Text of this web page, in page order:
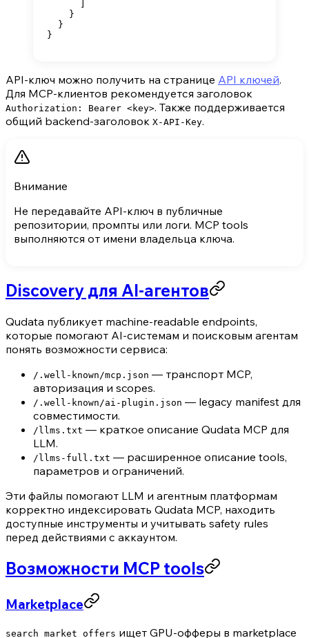
    }
  }
}
API-ключ можно получить на странице API ключей.
Для MCP-клиентов рекомендуется заголовок
Authorization: Bearer <key>. Также поддерживается
общий backend-заголовок X-API-Key.
Внимание
Не передавайте API-ключ в публичные
репозитории, промпты или логи. MCP tools
выполняются от имени владельца ключа.
Discovery для AI-агентов
Qudata публикует machine-readable endpoints,
которые помогают AI-системам и поисковым агентам
понять возможности сервиса:
/.well-known/mcp.json — транспорт MCP,
авторизация и scopes.
/.well-known/ai-plugin.json — legacy manifest для
совместимости.
/llms.txt — краткое описание Qudata MCP для
LLM.
/llms-full.txt — расширенное описание tools,
параметров и ограничений.
Эти файлы помогают LLM и агентным платформам
корректно индексировать Qudata MCP, находить
доступные инструменты и учитывать safety rules
перед действиями с аккаунтом.
Возможности MCP tools
Marketplace
search_market_offers ищет GPU-офферы в marketplace